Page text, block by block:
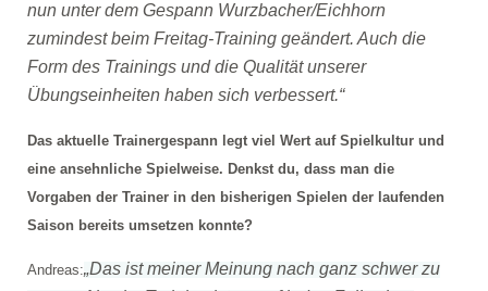
nun unter dem Gespann Wurzbacher/Eichhorn
zumindest beim Freitag-Training geändert. Auch die
Form des Trainings und die Qualität unserer
Übungseinheiten haben sich verbessert.“
Das aktuelle Trainergespann legt viel Wert auf Spielkultur und
eine ansehnliche Spielweise. Denkst du, dass man die
Vorgaben der Trainer in den bisherigen Spielen der laufenden
Saison bereits umsetzen konnte?
Andreas:„Das ist meiner Meinung nach ganz schwer zu